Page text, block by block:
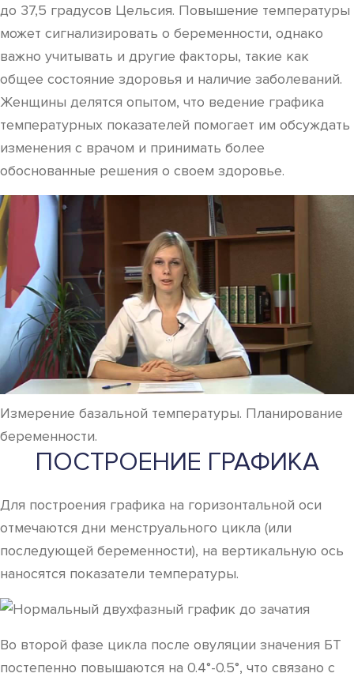
до 37,5 градусов Цельсия. Повышение температуры
может сигнализировать о беременности, однако
важно учитывать и другие факторы, такие как
общее состояние здоровья и наличие заболеваний.
Женщины делятся опытом, что ведение графика
температурных показателей помогает им обсуждать
изменения с врачом и принимать более
обоснованные решения о своем здоровье.
Измерение базальной температуры. Планирование
беременности.
ПОСТРОЕНИЕ ГРАФИКА
Для построения графика на горизонтальной оси
отмечаются дни менструального цикла (или
последующей беременности), на вертикальную ось
наносятся показатели температуры.
Во второй фазе цикла после овуляции значения БТ
постепенно повышаются на 0.4°-0.5°, что связано с